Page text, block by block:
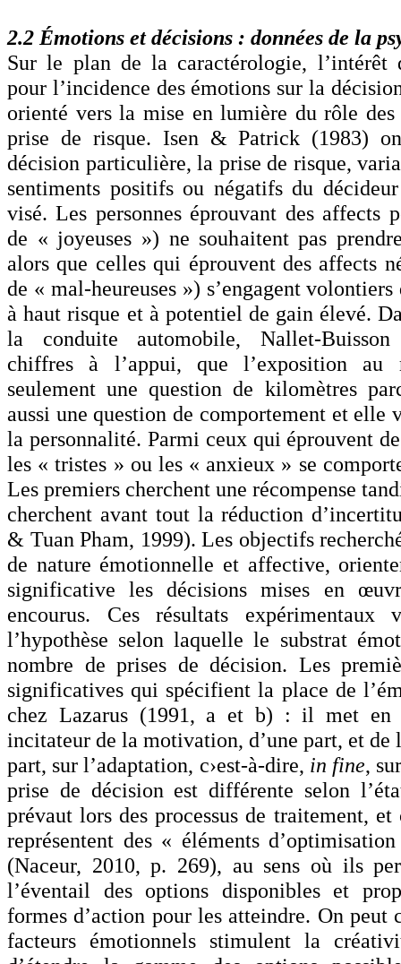
2.2 Émotions et décisions : données de la
Sur le plan de la caractérologie, l’intérêt
pour l’incidence des émotions sur la
orienté vers la mise en lumière du rôle des
prise de risque. Isen & Patrick (1983)
décision particulière, la prise de risque,
sentiments positifs ou négatifs du
visé. Les personnes éprouvant des affects
de « joyeuses ») ne souhaitent pas
alors que celles qui éprouvent des affects
de « mal-heureuses ») s’engagent
à haut risque et à potentiel de gain élevé.
la conduite automobile, Nallet-
chiffres à l’appui, que l’exposition au
seulement une question de kilomètres
aussi une question de comportement et elle
la personnalité. Parmi ceux qui éprouvent
les « tristes » ou les « anxieux » se
Les premiers cherchent une récompense
cherchent avant tout la réduction
& Tuan Pham, 1999). Les objectifs
de nature émotionnelle et affective,
significative les décisions mises en
encourus. Ces résultats expérimentaux
l’hypothèse selon laquelle le substrat
nombre de prises de décision. Les
significatives qui spécifient la place de
chez Lazarus (1991, a et b) : il met en
incitateur de la motivation, d’une part, et de
part, sur l’adaptation, c›est-à-dire, in fine,
prise de décision est différente selon
prévaut lors des processus de traitement,
représentent des « éléments
(Naceur, 2010, p. 269), au sens où ils
l’éventail des options disponibles et
formes d’action pour les atteindre. On peut
facteurs émotionnels stimulent la